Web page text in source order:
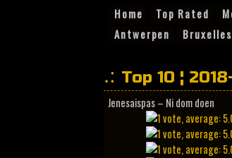
Home Top Rated
Antwerpen
Bruxelles
Top 10 ¦
Jenesaispas – Ni dom doen